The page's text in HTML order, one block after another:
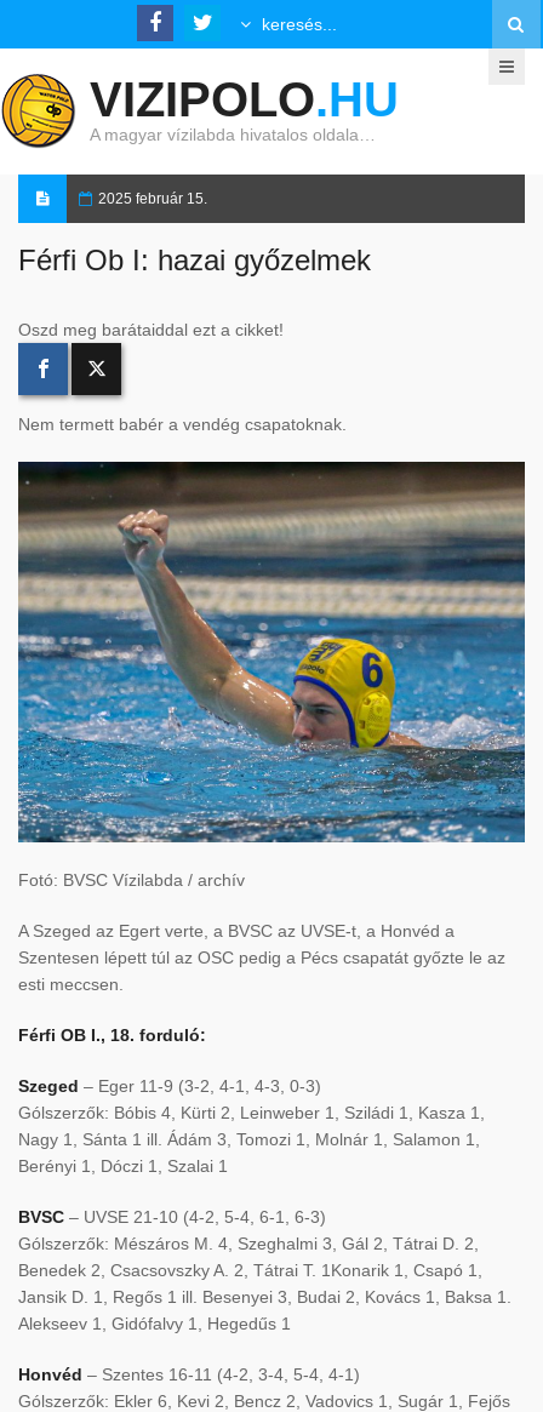
VIZIPOLO.HU
A magyar vízilabda hivatalos oldala…
2025 február 15.
Férfi Ob I: hazai győzelmek
Oszd meg barátaiddal ezt a cikket!
Nem termett babér a vendég csapatoknak.
Fotó: BVSC Vízilabda / archív
A Szeged az Egert verte, a BVSC az UVSE-t, a Honvéd a
Szentesen lépett túl az OSC pedig a Pécs csapatát győzte le az
esti meccsen.
Férfi OB I., 18. forduló:
Szeged – Eger 11-9 (3-2, 4-1, 4-3, 0-3)
Gólszerzők: Bóbis 4, Kürti 2, Leinweber 1, Sziládi 1, Kasza 1,
Nagy 1, Sánta 1 ill. Ádám 3, Tomozi 1, Molnár 1, Salamon 1,
Berényi 1, Dóczi 1, Szalai 1
BVSC – UVSE 21-10 (4-2, 5-4, 6-1, 6-3)
Gólszerzők: Mészáros M. 4, Szeghalmi 3, Gál 2, Tátrai D. 2,
Benedek 2, Csacsovszky A. 2, Tátrai T. 1Konarik 1, Csapó 1,
Jansik D. 1, Regős 1 ill. Besenyei 3, Budai 2, Kovács 1, Baksa 1.
Alekseev 1, Gidófalvy 1, Hegedűs 1
Honvéd – Szentes 16-11 (4-2, 3-4, 5-4, 4-1)
Gólszerzők: Ekler 6, Kevi 2, Bencz 2, Vadovics 1, Sugár 1, Fejős